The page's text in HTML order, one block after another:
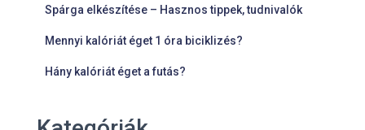
Spárga elkészítése – Hasznos tippek, tudnivalók
Mennyi kalóriát éget 1 óra biciklizés?
Hány kalóriát éget a futás?